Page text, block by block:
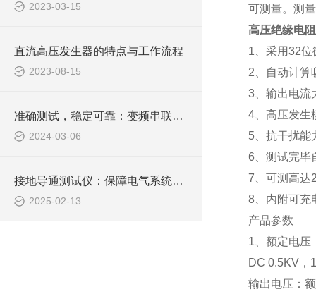
2023-03-15
直流高压发生器的特点与工作流程
2023-08-15
准确测试，稳定可靠：变频串联谐振成套试验装置的技术优势
2024-03-06
接地导通测试仪：保障电气系统稳定运行的关键工具
2025-02-13
可测量。测
高压绝缘电
1、采用32
2、自动计算
3、输出电流
4、高压发生
5、抗干扰能
6、测试完毕
7、可测高达
8、内附可充
产品参数
1、额定电压
DC 0.5KV，
输出电压：